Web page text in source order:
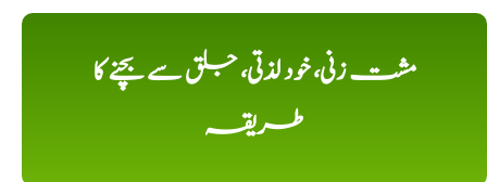
مشت زنی، خود لذتی، جلق سے بچنے کا
طریقہ